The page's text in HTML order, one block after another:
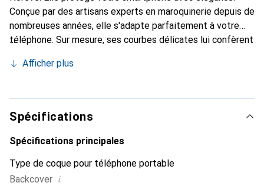
Conçue par des artisans experts en maroquinerie depuis de
nombreuses années, elle s'adapte parfaitement à votre
téléphone. Sur mesure, ses courbes délicates lui confèrent
et indispensable pour votre smartphone. Reconnu
marque Noreve est un choix sûr pour une clientèle
exigeante.
Afficher plus
Spécifications
Spécifications principales
Type de coque pour téléphone portable
Backcover i